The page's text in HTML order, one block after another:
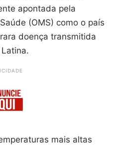
apontada pela
(OMS) como o país
doença transmitida
mais altas